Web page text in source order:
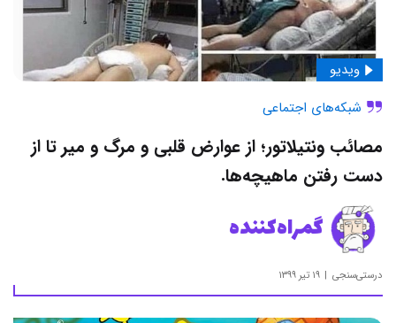
شبکه‌های اجتماعی
ویدیو
مصائب ونتیلاتور؛ از عوارض قلبی و مرگ و میر تا از
دست رفتن ماهیچه‌ها.
گمراه‌کننده
درستی‌سنجی ۱۹ تیر ۱۳۹۹